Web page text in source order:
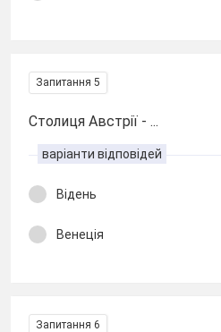
Запитання 5
Столиця Австрії - ...
варіанти відповідей
Відень
Венеція
Запитання 6